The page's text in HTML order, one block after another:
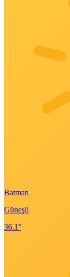
Batman
Güneşli
36.1°